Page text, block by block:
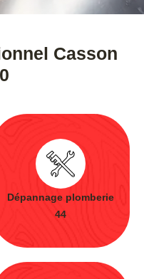
Casson
Dépannage plomberie
44